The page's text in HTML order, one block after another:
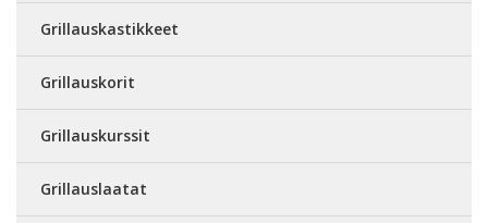
Grillauskastikkeet
Grillauskorit
Grillauskurssit
Grillauslaatat